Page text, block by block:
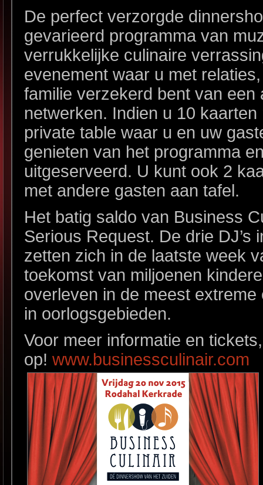
De perfect verzorgde
gevarieerd programma van
verrukkelijke culinaire
evenement waar u met
familie verzekerd bent van een
netwerken. Indien u 10
private table waar u en uw
genieten van het programma
uitgeserveerd. U kunt ook 2
met andere gasten aan tafel.
Het batig saldo van Business
Serious Request. De drie DJ’s
zetten zich in de laatste week
toekomst van miljoenen
overleven in de meest
in oorlogsgebieden.
Voor meer informatie en
op! www.businessculinair.com